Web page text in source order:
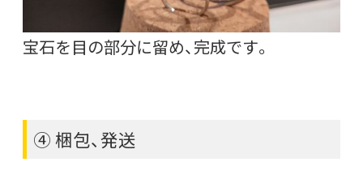
宝石を目の部分に留め、完成です。
④ 梱包、発送